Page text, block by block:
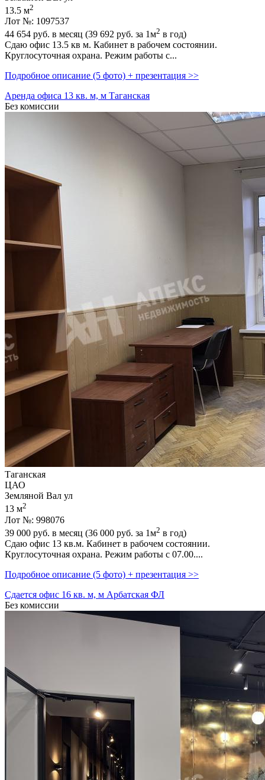
13.5 м2
Лот №: 1097537
44 654 руб. в месяц (39 692 руб. за 1м2 в год)
Сдаю офис 13.5 кв м. Кабинет в рабочем состоянии.
Круглосуточная охрана. Режим работы с...
Подробное описание (5 фото) + презентация >>
Аренда офиса 13 кв. м, м Таганская
Без комиссии
Таганская
ЦАО
Земляной Вал ул
13 м2
Лот №: 998076
39 000 руб. в месяц (36 000 руб. за 1м2 в год)
Сдаю офис 13 кв.м. Кабинет в рабочем состоянии.
Круглосуточная охрана. Режим работы с 07.00....
Подробное описание (5 фото) + презентация >>
Сдается офис 16 кв. м, м Арбатская ФЛ
Без комиссии